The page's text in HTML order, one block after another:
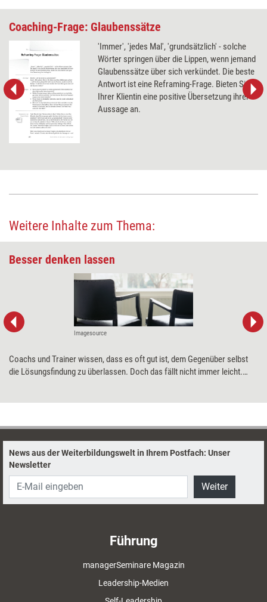
Coaching-Frage: Glaubenssätze
'Immer', 'jedes Mal', 'grundsätzlich' - solche
Wörter springen über die Lippen, wenn jemand
Glaubenssätze über sich verkündet. Die beste
Antwort ist eine Reframing-Frage. Bieten Sie
Ihrer Klientin eine positive Übersetzung ihrer
Aussage an.
Weitere Inhalte zum Thema:
Besser denken lassen
Imagesource
Coachs und Trainer wissen, dass es oft gut ist, dem Gegenüber selbst
die Lösungsfindung zu überlassen. Doch das fällt nicht immer leicht.
News aus der Weiterbildungswelt in Ihrem Postfach: Unser
Newsletter
Weiter
Führung
managerSeminare Magazin
Leadership-Medien